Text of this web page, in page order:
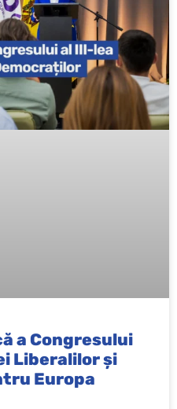
a Congresului
Liberalilor și
Europa